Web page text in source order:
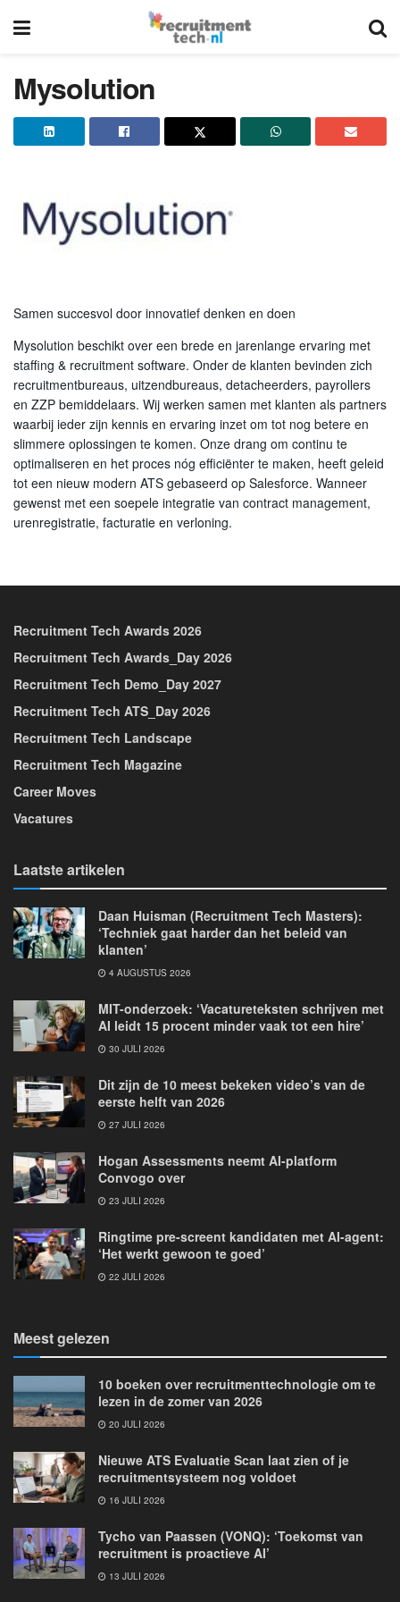
Mysolution
Samen succesvol door innovatief denken en doen
Mysolution beschikt over een brede en jarenlange ervaring met
staffing & recruitment software. Onder de klanten bevinden zich
recruitmentbureaus, uitzendbureaus, detacheerders, payrollers
en ZZP bemiddelaars. Wij werken samen met klanten als partners
waarbij ieder zijn kennis en ervaring inzet om tot nog betere en
slimmere oplossingen te komen. Onze drang om continu te
optimaliseren en het proces nóg efficiënter te maken, heeft geleid
tot een nieuw modern ATS gebaseerd op Salesforce. Wanneer
gewenst met een soepele integratie van contract management,
urenregistratie, facturatie en verloning.
Recruitment Tech Awards 2026
Recruitment Tech Awards_Day 2026
Recruitment Tech Demo_Day 2027
Recruitment Tech ATS_Day 2026
Recruitment Tech Landscape
Recruitment Tech Magazine
Career Moves
Vacatures
Laatste artikelen
Daan Huisman (Recruitment Tech Masters):
‘Techniek gaat harder dan het beleid van
klanten’
4 AUGUSTUS 2026
MIT-onderzoek: ‘Vacatureteksten schrijven met
AI leidt 15 procent minder vaak tot een hire’
30 JULI 2026
Dit zijn de 10 meest bekeken video’s van de
eerste helft van 2026
27 JULI 2026
Hogan Assessments neemt AI-platform
Convogo over
23 JULI 2026
Ringtime pre-screent kandidaten met AI-agent:
‘Het werkt gewoon te goed’
22 JULI 2026
Meest gelezen
10 boeken over recruitmenttechnologie om te
lezen in de zomer van 2026
20 JULI 2026
Nieuwe ATS Evaluatie Scan laat zien of je
recruitmentsysteem nog voldoet
16 JULI 2026
Tycho van Paassen (VONQ): ‘Toekomst van
recruitment is proactieve AI’
13 JULI 2026